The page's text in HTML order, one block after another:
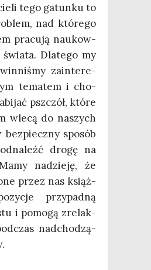
tego gatun­ku to
nad któ­re­go
pra­cu­ją naukow­
świa­ta. Dla­te­go my
zain­te­re­
tema­tem i cho­
psz­czół, któ­re
wle­cą do naszych
bez­piecz­ny spo­sób
dro­gę na
nadzie­ję, że
przez nas książ­
przy­pad­ną
i pomo­gą zre­lak­
nad­cho­dzą­